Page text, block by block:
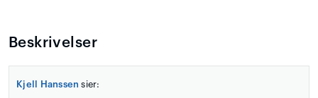
Beskrivelser
Kjell Hanssen sier: